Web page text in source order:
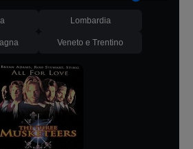
Lombardia
Veneto e Trentino